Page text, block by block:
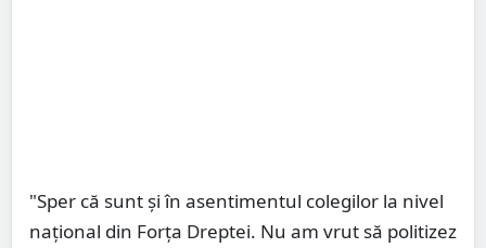
"Sper că sunt și în asentimentul colegilor la nivel
național din Forța Dreptei. Nu am vrut să politizez